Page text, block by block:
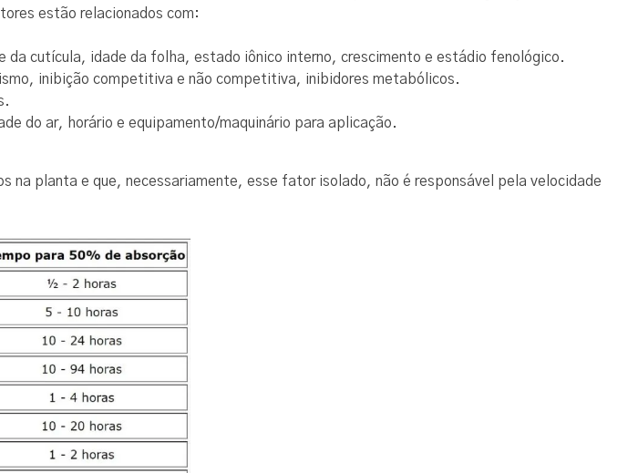
estão relacionados com:
cutícula, idade da folha, estado iônico interno, crescimento e estádio fenológico.
inibição competitiva e não competitiva, inibidores metabólicos.
do ar, horário e equipamento/maquinário para aplicação.
planta e que, necessariamente, esse fator isolado, não é responsável pela velocidade